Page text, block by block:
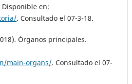
en:
. Consultado el 07-3-18.
Órganos principales.
main-organs/. Consultado el 07-